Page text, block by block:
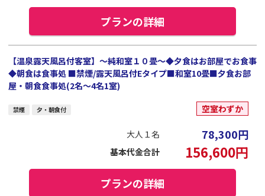
プランの詳細
【温泉露天風呂付客室】～純和室１０畳～◆夕食はお部屋でお食事
◆朝食は食事処 ■禁煙/露天風呂付Eタイプ■和室10畳■夕食お部
屋・朝食食事処(2名～4名1室)
禁煙 夕・朝食付 空室わずか
大人１名 78,300円
基本代金合計 156,600円
プランの詳細